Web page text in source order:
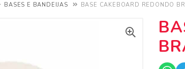
BASES E BANDEIJAS BASE CAKEBOARD REDONDO